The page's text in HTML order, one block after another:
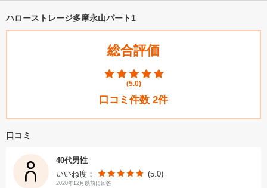
ハローストレージ多摩永山パート1
総合評価
(5.0)
口コミ件数 2件
口コミ
40代男性
いいね度：
(5.0)
2020年12月以前に回答